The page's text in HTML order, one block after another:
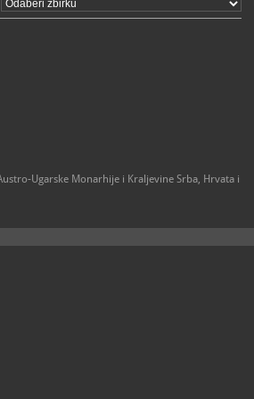
Ugarske Monarhije i Kraljevine Srba, Hrvata i